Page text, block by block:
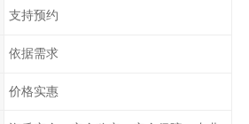
支持预约
依据需求
价格实惠